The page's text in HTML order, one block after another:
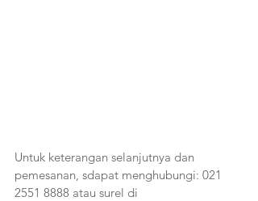
Untuk keterangan selanjutnya dan
pemesanan, sdapat menghubungi: 021
2551 8888 atau surel di